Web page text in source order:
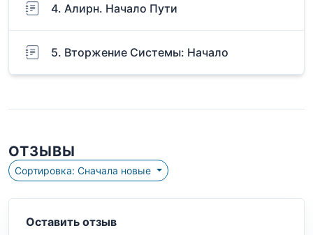
4. Алирн. Начало Пути
5. Вторжение Системы: Начало
ОТЗЫВЫ
Сортировка: Сначала новые
Оставить отзыв